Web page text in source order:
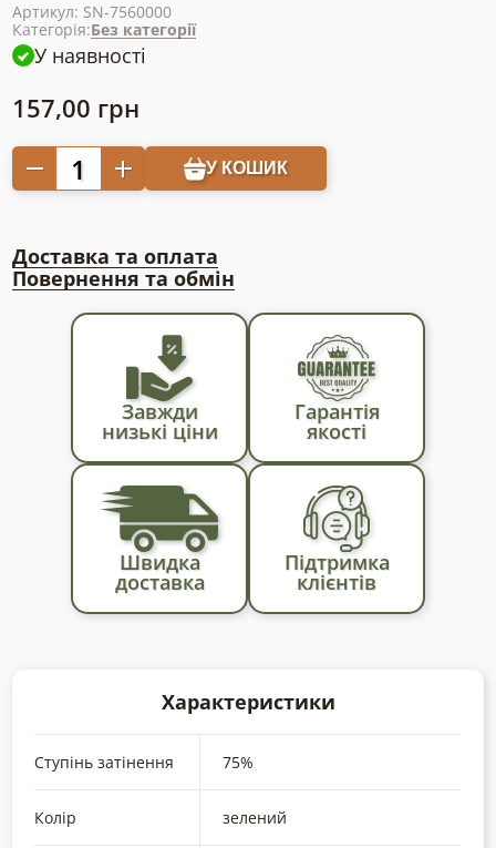
Артикул: SN-7560000
Категорія:Без категорії
У наявності
157,00 грн
Сітка
затіняюча
6м
на
метраж
У КОШИК
Доставка та оплата
Повернення та обмін
Завжди
низькі ціни
Гарантія
якості
Швидка
доставка
Підтримка
клієнтів
Характеристики
Ступінь затінення 75%
Колір зелений